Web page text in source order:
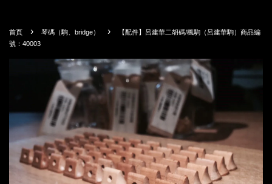
首頁 › 琴碼（駒、bridge） ›
【配件】呂建華二胡碼/楓駒（呂建華駒）商品編
號：40003